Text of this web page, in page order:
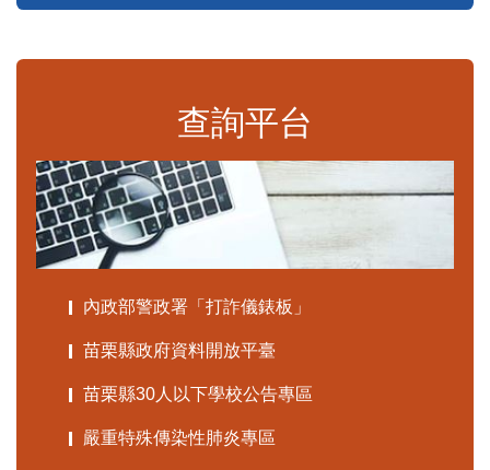
查詢平台
內政部警政署「打詐儀錶板」
苗栗縣政府資料開放平臺
苗栗縣30人以下學校公告專區
嚴重特殊傳染性肺炎專區